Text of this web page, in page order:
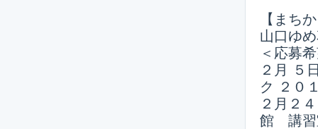
【まち
山口ゆ
＜応
２月 ５
ク ２０
２月２
館 講習